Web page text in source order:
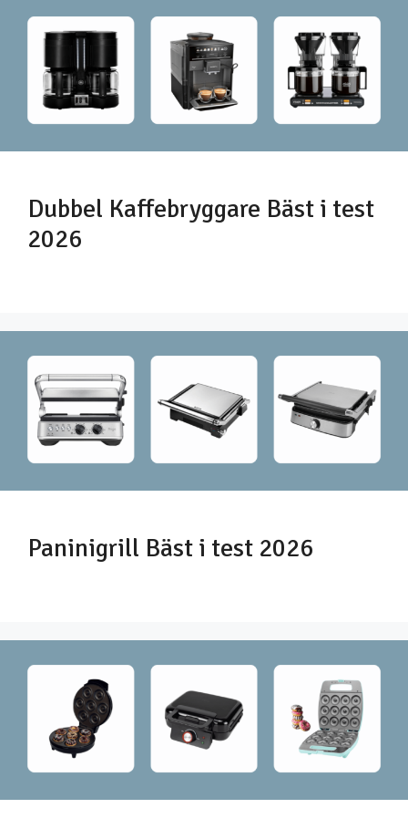
Dubbel Kaffebryggare Bäst i test
2026
Paninigrill Bäst i test 2026